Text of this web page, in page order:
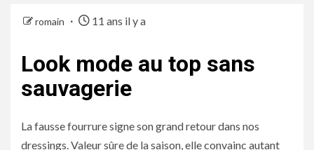
romain 11 ans il y a
Look mode au top sans
sauvagerie
La fausse fourrure signe son grand retour dans nos
dressings. Valeur sûre de la saison, elle convainc autant